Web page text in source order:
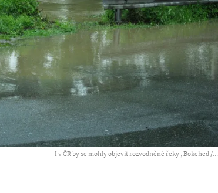
I v ČR by se mohly objevit rozvodněné řeky ,Bokehed /...